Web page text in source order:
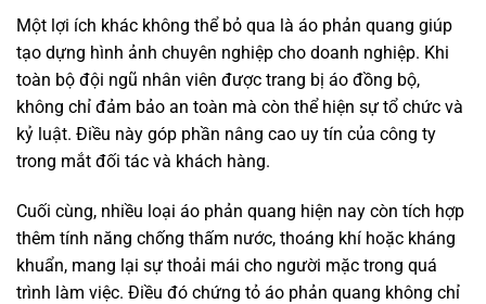
Một lợi ích khác không thể bỏ qua là áo phản quang giúp
tạo dựng hình ảnh chuyên nghiệp cho doanh nghiệp. Khi
toàn bộ đội ngũ nhân viên được trang bị áo đồng bộ,
không chỉ đảm bảo an toàn mà còn thể hiện sự tổ chức và
kỷ luật. Điều này góp phần nâng cao uy tín của công ty
trong mắt đối tác và khách hàng.
Cuối cùng, nhiều loại áo phản quang hiện nay còn tích hợp
thêm tính năng chống thấm nước, thoáng khí hoặc kháng
khuẩn, mang lại sự thoải mái cho người mặc trong quá
trình làm việc. Điều đó chứng tỏ áo phản quang không chỉ